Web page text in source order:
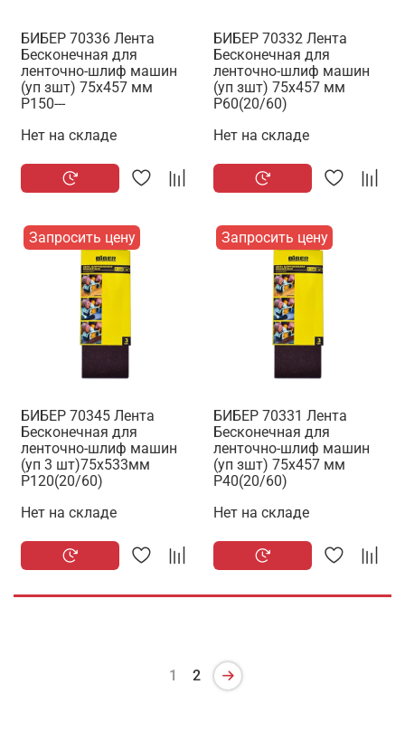
БИБЕР 70336 Лента
Бесконечная для
ленточно-шлиф машин
(уп зшт) 75х457 мм
Р150---
Нет на складе
БИБЕР 70332 Лента
Бесконечная для
ленточно-шлиф машин
(уп зшт) 75х457 мм
Р60(20/60)
Нет на складе
Запросить цену
БИБЕР 70345 Лента
Бесконечная для
ленточно-шлиф машин
(уп 3 шт)75х533мм
Р120(20/60)
Нет на складе
Запросить цену
БИБЕР 70331 Лента
Бесконечная для
ленточно-шлиф машин
(уп зшт) 75х457 мм
Р40(20/60)
Нет на складе
1 2